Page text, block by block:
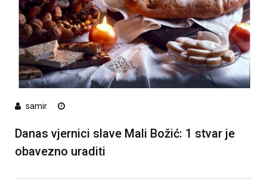
samir
Danas vjernici slave Mali Božić: 1 stvar je
obavezno uraditi